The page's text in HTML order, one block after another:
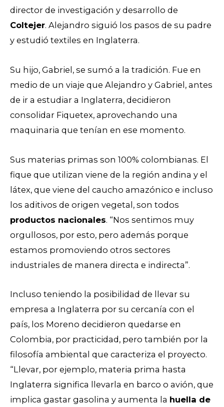
director de investigación y desarrollo de
Coltejer. Alejandro siguió los pasos de su padre
y estudió textiles en Inglaterra.
Su hijo, Gabriel, se sumó a la tradición. Fue en
medio de un viaje que Alejandro y Gabriel, antes
de ir a estudiar a Inglaterra, decidieron
consolidar Fiquetex, aprovechando una
maquinaria que tenían en ese momento.
Sus materias primas son 100% colombianas. El
fique que utilizan viene de la región andina y el
látex, que viene del caucho amazónico e incluso
los aditivos de origen vegetal, son todos
productos nacionales. “Nos sentimos muy
orgullosos, por esto, pero además porque
estamos promoviendo otros sectores
industriales de manera directa e indirecta”.
Incluso teniendo la posibilidad de llevar su
empresa a Inglaterra por su cercanía con el
país, los Moreno decidieron quedarse en
Colombia, por practicidad, pero también por la
filosofía ambiental que caracteriza el proyecto.
“Llevar, por ejemplo, materia prima hasta
Inglaterra significa llevarla en barco o avión, que
implica gastar gasolina y aumenta la huella de